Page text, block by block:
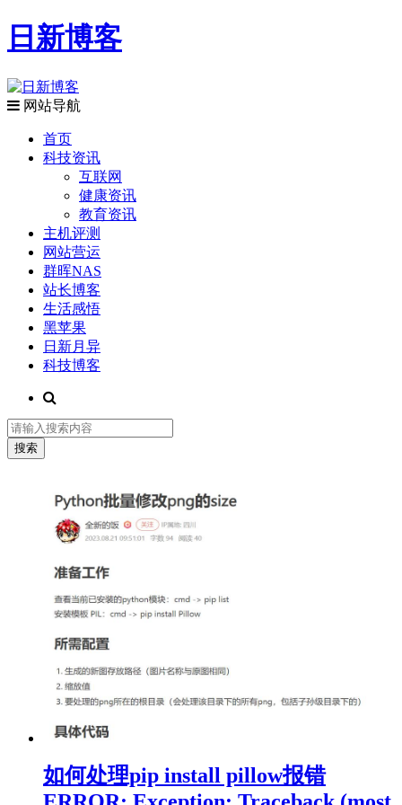
日新博客
网站导航
首页
科技资讯
互联网
健康资讯
教育资讯
主机评测
网站营运
群晖NAS
站长博客
生活感悟
黑苹果
日新月异
科技博客
如何处理pip install pillow报错